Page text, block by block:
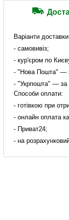
Варіанти
- самовивіз;
- кур'єром по
- "Нова Пошта" —
- "Укрпошта" — за
Способи оплати:
- готівкою при
- онлайн оплата
- Приват24;
- на